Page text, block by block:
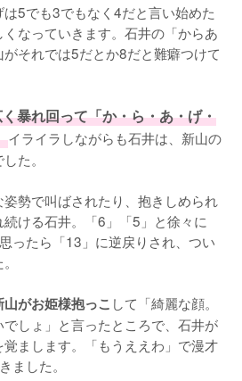
5でも3でもなく4だと言い始めた
なっていきます。石井の「からあ
それでは5だとか8だと難癖つけて
暴れ回って「か・ら・あ・げ・
イライラしながらも石井は、新山の
た。
勢で叫ばされたり、抱きしめられ
ける石井。「6」「5」と徐々に
ったら「13」に逆戻りされ、つい
がお姫様抱っこ して「綺麗な顔。
しょ」と言ったところで、石井が
覚まします。「もうええわ」で漫才
ました。